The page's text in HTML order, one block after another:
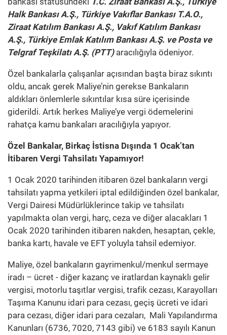
Halk Bankası A.Ş., Türkiye Vakıflar Bankası T.A.O.,
Ziraat Katılım Bankası A.Ş., Vakıf Katılım Bankası
A.Ş., Türkiye Emlak Katılım Bankası A.Ş. ve Posta ve
Telgraf Teşkilatı A.Ş. (PTT)aracılığıyla ödeniyor.
Özel bankalarla çalışanlar açısından başta biraz sıkıntı
oldu, ancak gerek Maliye’nin gerekse Bankaların
aldıkları önlemlerle sıkıntılar kısa süre içerisinde
giderildi. Artık herkes Maliye’ye vergi ödemelerini
rahatça kamu bankaları aracılığıyla yapıyor.
Özel Bankalar, Birkaç İstisna Dışında 1 Ocak’tan
İtibaren Vergi Tahsilatı Yapamıyor!
1 Ocak 2020 tarihinden itibaren özel bankaların vergi
tahsilatı yapma yetkileri iptal edildiğinden özel bankalar,
Vergi Dairesi Müdürlüklerince takip ve tahsilatı
yapılmakta olan vergi, harç, ceza ve diğer alacakları 1
Ocak 2020 tarihinden itibaren nakden, hesaptan, çekle,
banka kartı, havale ve EFT yoluyla tahsil edemiyor.
Maliye, özel bankaların gayrimenkul/menkul sermaye
iradı – ücret - diğer kazanç ve iratlardan kaynaklı gelir
vergisi, motorlu taşıtlar vergisi, trafik cezası, Karayolları
Taşıma Kanunu idari para cezası, geçiş ücreti ve idari
para cezası, diğer idari para cezaları, Mali Yapılandırma
Kanunları (6736, 7020, 7143 gibi) ve 6183 sayılı Kanun